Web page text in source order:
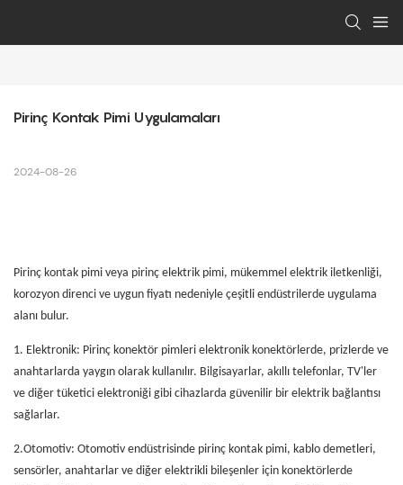
Pirinç Kontak Pimi Uygulamaları
2024-08-26
Pirinç kontak pimi veya pirinç elektrik pimi, mükemmel elektrik iletkenliği,
korozyon direnci ve uygun fiyatı nedeniyle çeşitli endüstrilerde uygulama
alanı bulur.
1. Elektronik: Pirinç konektör pimleri elektronik konektörlerde, prizlerde ve
anahtarlarda yaygın olarak kullanılır. Bilgisayarlar, akıllı telefonlar, TV'ler
ve diğer tüketici elektroniği gibi cihazlarda güvenilir bir elektrik bağlantısı
sağlarlar.
2.Otomotiv: Otomotiv endüstrisinde pirinç kontak pimi, kablo demetleri,
sensörler, anahtarlar ve diğer elektrikli bileşenler için konektörlerde